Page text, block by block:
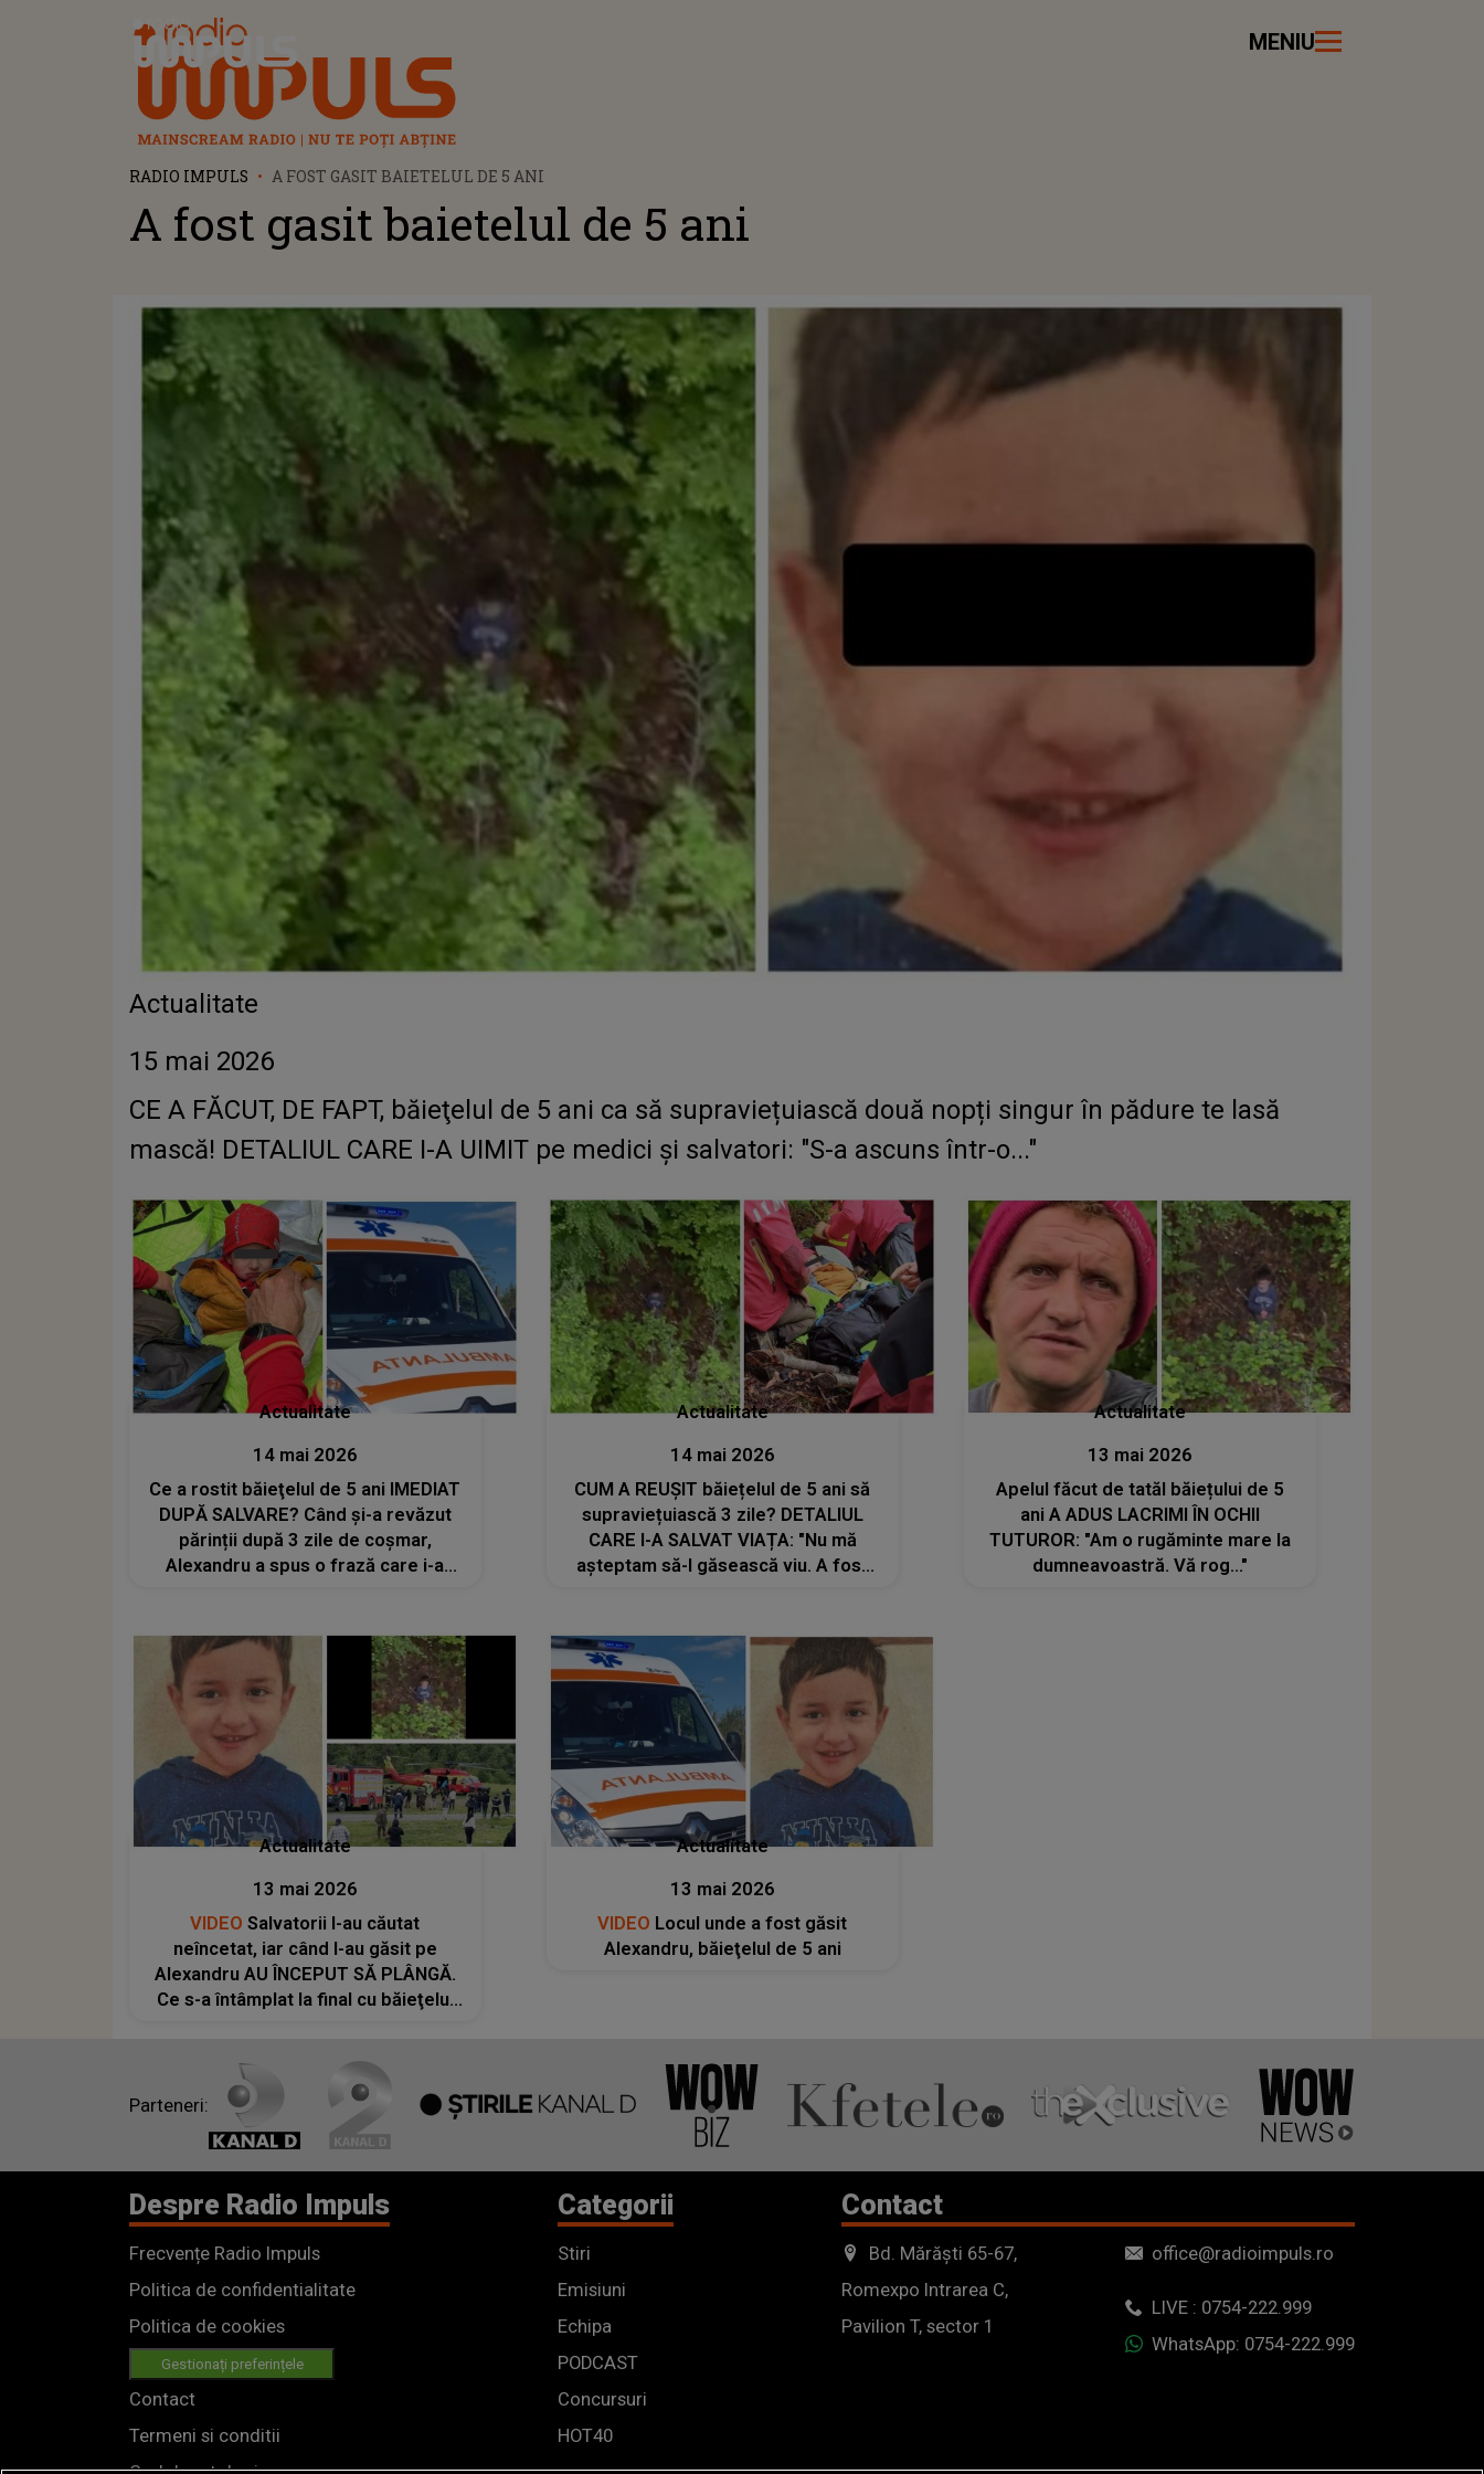
Radio Impuls MENIU
RADIO IMPULS A FOST GASIT BAIETELUL DE 5 ANI
A fost gasit baietelul de 5 ani
Actualitate
15 mai 2026
CE A FĂCUT, DE FAPT, băieţelul de 5 ani ca să supraviețuiască două nopți singur în pădure te lasă
mască! DETALIUL CARE I-A UIMIT pe medici și salvatori: "S-a ascuns într-o..."
Actualitate
14 mai 2026
Ce a rostit băieţelul de 5 ani IMEDIAT
DUPĂ SALVARE? Când și-a revăzut
părinții după 3 zile de coșmar,
Alexandru a spus o frază care i-a
Actualitate
14 mai 2026
CUM A REUȘIT băiețelul de 5 ani să
supraviețuiască 3 zile? DETALIUL
CARE I-A SALVAT VIAȚA: "Nu mă
așteptam să-l găsească viu. A fost
Actualitate
13 mai 2026
Apelul făcut de tatăl băiețului de 5
ani A ADUS LACRIMI ÎN OCHII
TUTUROR: "Am o rugăminte mare la
dumneavoastră. Vă rog..."
Actualitate
13 mai 2026
VIDEO Salvatorii l-au căutat
neîncetat, iar când l-au găsit pe
Alexandru AU ÎNCEPUT SĂ PLÂNGĂ.
Ce s-a întâmplat la final cu băieţelul
acțiune de căutare a unei..."
Actualitate
13 mai 2026
VIDEO Locul unde a fost găsit
Alexandru, băieţelul de 5 ani
Parteneri:
Despre Radio Impuls
Frecvențe Radio Impuls
Politica de confidentialitate
Politica de cookies
Gestionați preferințele
Contact
Termeni si conditii
Categorii
Stiri
Emisiuni
Echipa
PODCAST
Concursuri
HOT40
Contact
Bd. Mărăști 65-67,
Romexpo Intrarea C,
Pavilion T, sector 1
office@radioimpuls.ro
LIVE : 0754-222.999
WhatsApp: 0754-222.999